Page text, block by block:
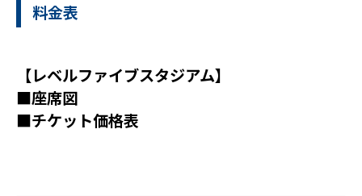
料金表
【レベルファイブスタジアム】
■座席図
■チケット価格表